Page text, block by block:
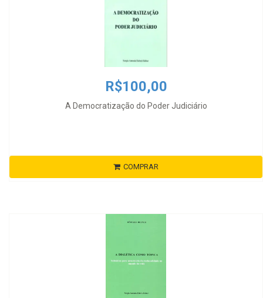
R$100,00
A Democratização do Poder Judiciário
COMPRAR